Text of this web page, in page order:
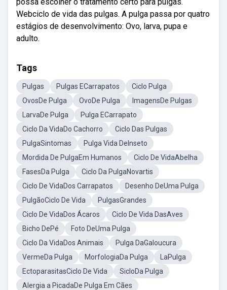
Webciclo de vida das pulgas. A pulga passa por quatro
estágios de desenvolvimento: Ovo, larva, pupa e
adulto.
Tags
Pulgas Pulgas ECarrapatos
Ciclo Pulga
OvosDe Pulga
OvoDe Pulga
ImagensDe Pulgas
LarvaDe Pulga
Pulga ECarrapato
Ciclo Da VidaDo Cachorro
Ciclo Das Pulgas
PulgaSintomas
Pulga Vida DeInseto
Mordida De PulgaEm Humanos
Ciclo De VidaAbelha
FasesDa Pulga
Ciclo Da PulgaNovartis
Ciclo De VidaDos Carrapatos
Desenho DeUma Pulga
PulgãoCiclo De Vida
PulgasGrandes
Ciclo De VidaDos Ácaros
Ciclo De Vida DasAves
Bicho DePé
Foto DeUma Pulga
Ciclo Da VidaDos Animais
Pulga DaGaloucura
VermeDa Pulga
MorfologiaDa Pulga
LaPulga
EctoparasitasCiclo De Vida
SicloDa Pulga
Alergia a PicadaDe Pulga Em Cães